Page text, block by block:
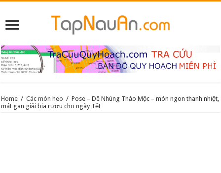
Home / Các món heo / Pose – Dê Nhúng Thảo Mộc – món ngon thanh nhiệt,
mát gan giải bia rượu cho ngày Tết